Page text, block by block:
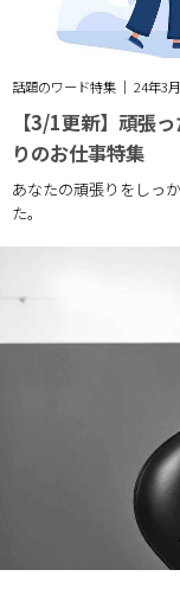
話題のワード特集 ｜ 24年3
【3/1更新】頑張
りのお仕事特集
あなたの頑張りをしっ
た。